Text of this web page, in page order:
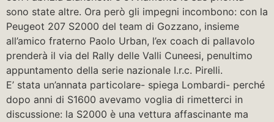
sono state altre. Ora però gli impegni incombono: con la
Peugeot 207 S2000 del team di Gozzano, insieme
all’amico fraterno Paolo Urban, l’ex coach di pallavolo
prenderà il via del Rally delle Valli Cuneesi, penultimo
appuntamento della serie nazionale I.r.c. Pirelli.
E’ stata un’annata particolare- spiega Lombardi- perché
dopo anni di S1600 avevamo voglia di rimetterci in
discussione: la S2000 è una vettura affascinante ma